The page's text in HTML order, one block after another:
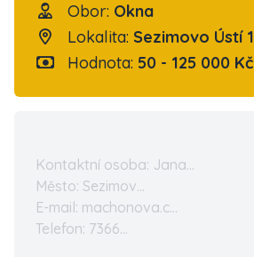
Obor: Okna
Lokalita: Sezimovo Ústí 1
Hodnota: 50 - 125 000 Kč
Kontaktní osoba: Jana...
Město: Sezimov...
E-mail: machonova.c...
Telefon: 7366...